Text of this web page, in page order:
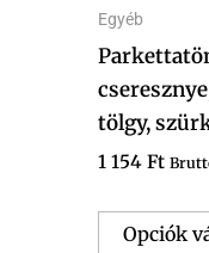
Egyéb
tölgy,
1 154 Ft
Opciók